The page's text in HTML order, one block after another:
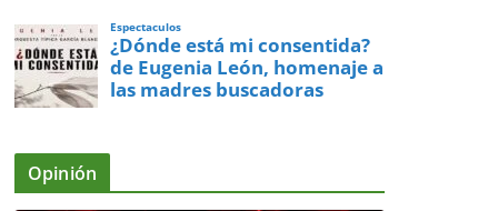
Espectaculos
¿Dónde está mi consentida?
de Eugenia León, homenaje a
las madres buscadoras
Opinión